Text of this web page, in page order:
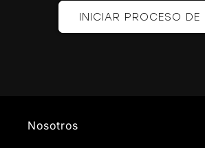
INICIAR PROCESO DE
Nosotros